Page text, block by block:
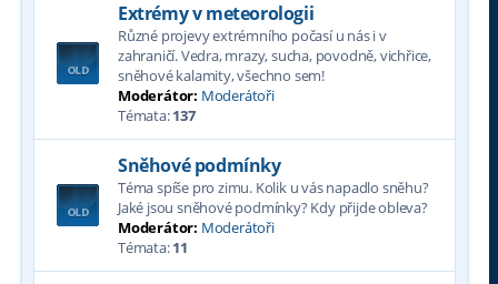
Extrémy v meteorologii
Různé projevy extrémního počasí u nás i v
zahraničí. Vedra, mrazy, sucha, povodně, vichřice,
sněhové kalamity, všechno sem!
Moderátor: Moderátoři
Témata:137
Sněhové podmínky
Téma spíše pro zimu. Kolik u vás napadlo sněhu?
Jaké jsou sněhové podmínky? Kdy přijde obleva?
Moderátor: Moderátoři
Témata:11